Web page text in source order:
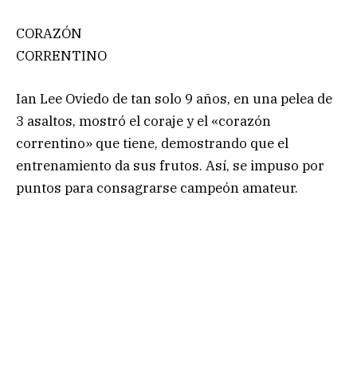
CORAZÓN
CORRENTINO
Ian Lee Oviedo de tan solo 9 años, en una pelea de
3 asaltos, mostró el coraje y el «corazón
correntino» que tiene, demostrando que el
entrenamiento da sus frutos. Así, se impuso por
puntos para consagrarse campeón amateur.